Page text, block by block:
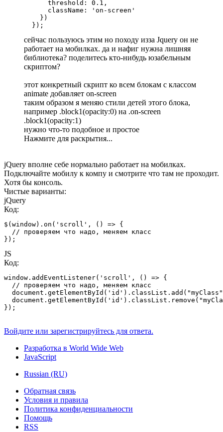
      threshold: 0.1,
      className: 'on-screen'
    })
  });
сейчас пользуюсь этим но походу изза Jquery он не
работает на мобилках. да и нафиг нужна лишняя
библиотека? поделитесь кто-нибудь юзабельным
скриптом?
этот конкретный скрипт ко всем блокам с классом
animate добавляет on-screen
таким образом я меняю стили детей этого блока,
например .block1(opacity:0) на .on-screen
.block1(opacity:1)
нужно что-то подобное и простое
Нажмите для раскрытия...
jQuery вполне себе нормально работает на мобилках.
Подключайте мобилу к компу и смотрите что там не проходит.
Хотя бы консоль.
Чистые варианты:
jQuery
Код:
$(window).on('scroll', () => {
  // проверяем что надо, меняем класс
});
JS
Код:
window.addEventListener('scroll', () => {
  // проверяем что надо, меняем класс
});
Войдите или зарегистрируйтесь для ответа.
Разработка в World Wide Web
JavaScript
Russian (RU)
Обратная связь
Условия и правила
Политика конфиденциальности
Помощь
RSS